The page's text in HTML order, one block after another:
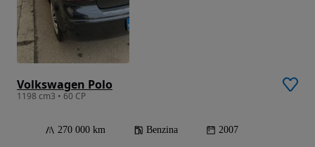
Volkswagen Polo
1198 cm3 • 60 CP
270 000 km Benzina 2007